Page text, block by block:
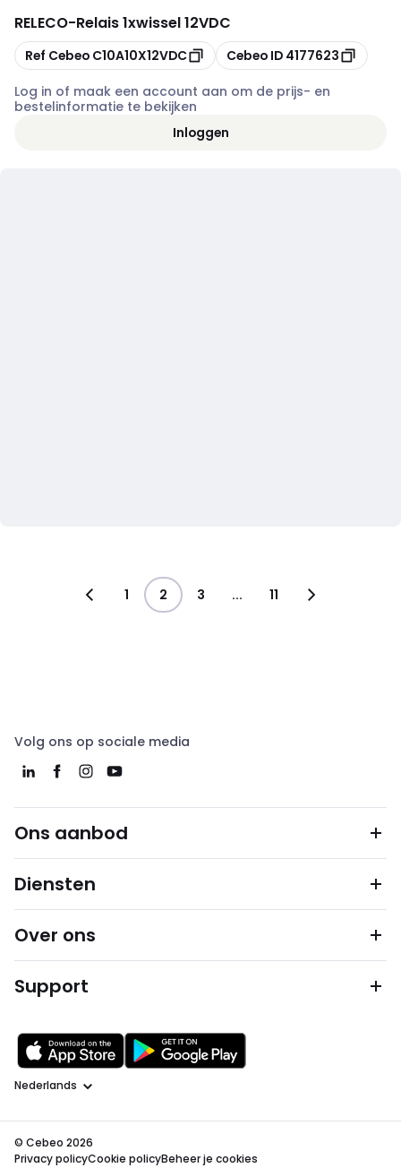
RELECO-Relais 1xwissel 12VDC
Kopiëren
Ref Cebeo C10A10X12VDC Kopiëren
Cebeo ID 4177623
Log in of maak een account aan om de prijs- en
bestelinformatie te bekijken
Inloggen
1 2 3 ... 11
Volg ons op sociale media
Ons aanbod
Diensten
Over ons
Support
Taal
© Cebeo 2026
Privacy policyCookie policyBeheer je cookies